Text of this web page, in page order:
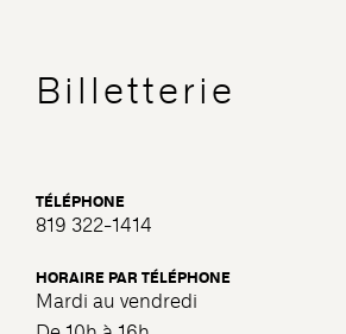
Billetterie
TÉLÉPHONE
819 322-1414
HORAIRE PAR TÉLÉPHONE
Mardi au vendredi